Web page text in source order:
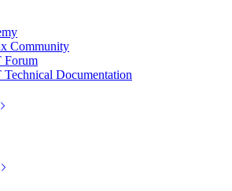
Community
Forum
Documentation